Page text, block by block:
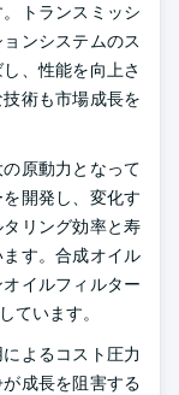
トランスミッシ
ンシステムのス
、性能を向上さ
術も市場成長を
原動力となって
開発し、変化す
リング効率と寿
す。合成オイル
イルフィルター
ています。
よるコスト圧力
成長を阻害する